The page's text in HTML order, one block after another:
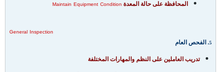
المحافظة على حالة المعدة Maintain Equipment Condition
General Inspection
5
. لفحص العام
تدريب العاملين على النظم والمهارات المختلفة